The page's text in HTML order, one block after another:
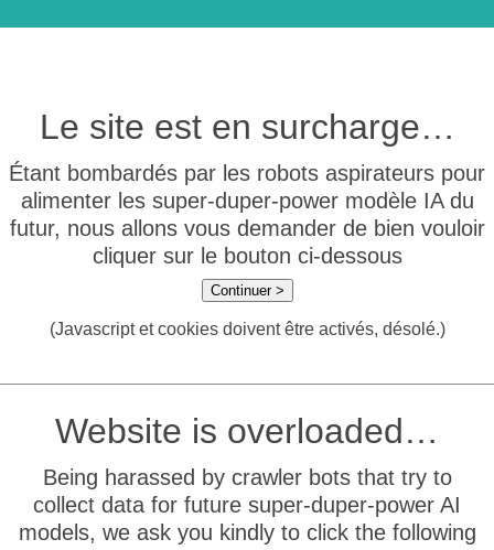
Le site est en surcharge…
Étant bombardés par les robots aspirateurs pour
alimenter les super-duper-power modèle IA du
futur, nous allons vous demander de bien vouloir
cliquer sur le bouton ci-dessous
Continuer >
(Javascript et cookies doivent être activés, désolé.)
Website is overloaded…
Being harassed by crawler bots that try to
collect data for future super-duper-power AI
models, we ask you kindly to click the following